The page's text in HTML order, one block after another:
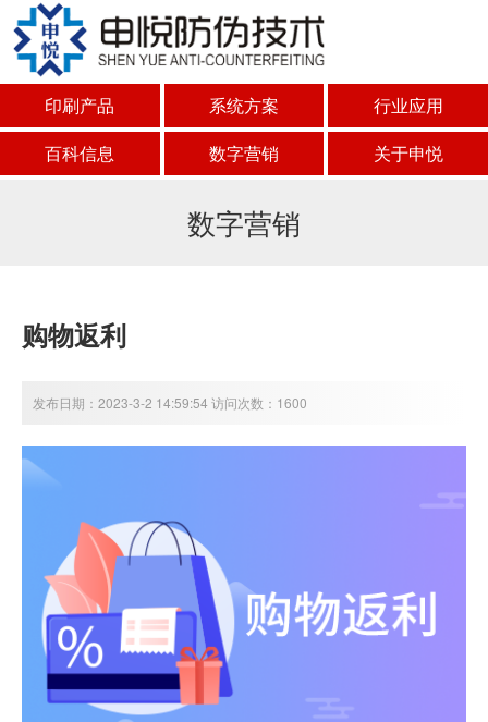
印刷产品 系统方案
行业应用
百科信息
数字营销 关于申悦
数字营销
购物返利
发布日期：2023-3-2 14:59:54 访问次数：1600